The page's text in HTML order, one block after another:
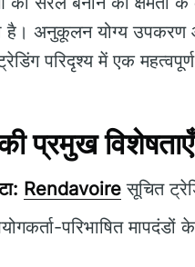
है। अनुकूलन योग्य
परिदृश्य में एक
प्रमुख विशेषताएँ
Rendavoire सूचित
परिभाषित